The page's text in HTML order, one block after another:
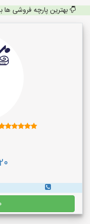
بهترین پارچه فروشی